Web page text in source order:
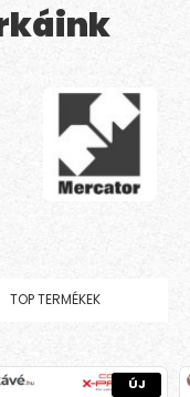
TOP TERMÉKEK
ÚJ